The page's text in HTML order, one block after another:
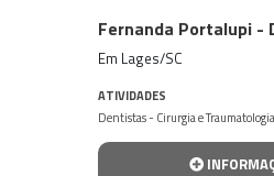
Fernanda Portalupi -
Em Lages/SC
ATIVIDADES
Dentistas - Cirurgia e